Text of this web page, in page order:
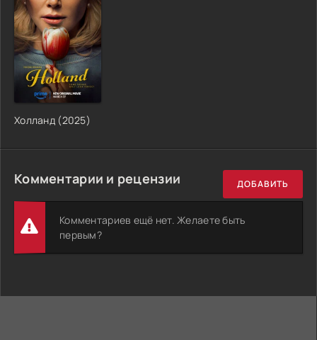
Холланд (2025)
Комментарии и рецензии ДОБАВИТЬ
Комментариев ещё нет. Желаете быть
первым?